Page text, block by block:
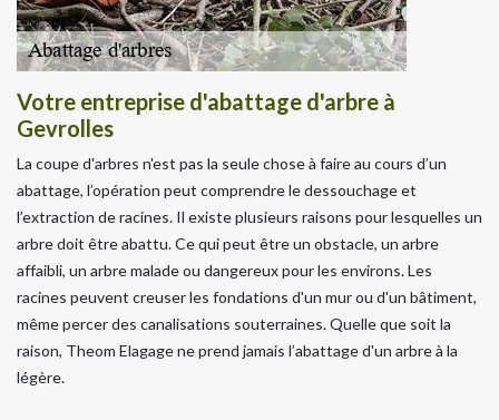
Votre entreprise d'abattage d'arbre à
Gevrolles
La coupe d'arbres n'est pas la seule chose à faire au cours d’un
abattage, l’opération peut comprendre le dessouchage et
l’extraction de racines. Il existe plusieurs raisons pour lesquelles un
arbre doit être abattu. Ce qui peut être un obstacle, un arbre
affaibli, un arbre malade ou dangereux pour les environs. Les
racines peuvent creuser les fondations d'un mur ou d'un bâtiment,
même percer des canalisations souterraines. Quelle que soit la
raison, Theom Elagage ne prend jamais l’abattage d'un arbre à la
légère.